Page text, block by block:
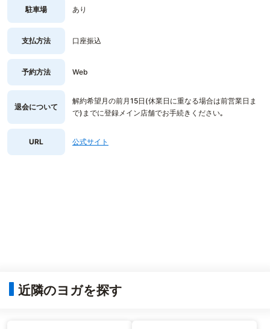
駐車場 あり
支払方法 口座振込
予約方法 Web
退会について
解約希望月の前月15日(休業日に重なる場合は前営業日ま
で)までに登録メイン店舗でお手続きください｡
URL 公式サイト
近隣のヨガを探す